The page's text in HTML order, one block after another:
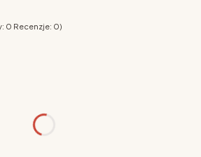
0 Recenzje: 0)
mogą różnić się ceną